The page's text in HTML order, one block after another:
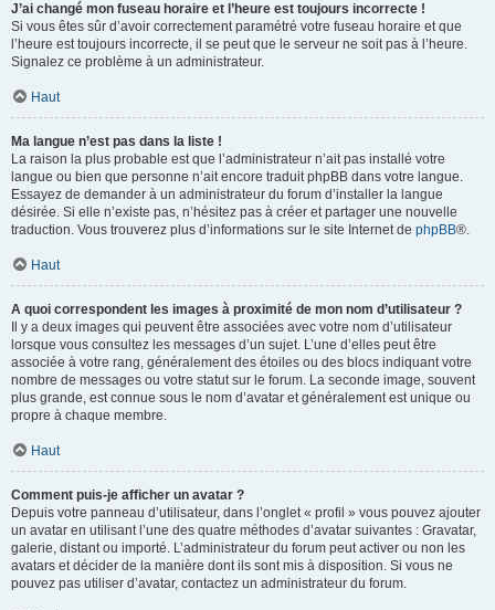
J’ai changé mon fuseau horaire et l’heure est toujours incorrecte !
Si vous êtes sûr d’avoir correctement paramétré votre fuseau horaire et que
l’heure est toujours incorrecte, il se peut que le serveur ne soit pas à l’heure.
Signalez ce problème à un administrateur.
Haut
Ma langue n’est pas dans la liste !
La raison la plus probable est que l’administrateur n’ait pas installé votre
langue ou bien que personne n’ait encore traduit phpBB dans votre langue.
Essayez de demander à un administrateur du forum d’installer la langue
désirée. Si elle n’existe pas, n’hésitez pas à créer et partager une nouvelle
traduction. Vous trouverez plus d’informations sur le site Internet de phpBB®.
Haut
A quoi correspondent les images à proximité de mon nom d’utilisateur ?
Il y a deux images qui peuvent être associées avec votre nom d’utilisateur
lorsque vous consultez les messages d’un sujet. L’une d’elles peut être
associée à votre rang, généralement des étoiles ou des blocs indiquant votre
nombre de messages ou votre statut sur le forum. La seconde image, souvent
plus grande, est connue sous le nom d’avatar et généralement est unique ou
propre à chaque membre.
Haut
Comment puis-je afficher un avatar ?
Depuis votre panneau d’utilisateur, dans l’onglet « profil » vous pouvez ajouter
un avatar en utilisant l’une des quatre méthodes d’avatar suivantes : Gravatar,
galerie, distant ou importé. L’administrateur du forum peut activer ou non les
avatars et décider de la manière dont ils sont mis à disposition. Si vous ne
pouvez pas utiliser d’avatar, contactez un administrateur du forum.